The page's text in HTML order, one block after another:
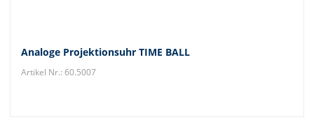
Analoge Projektionsuhr TIME BALL
Artikel Nr.: 60.5007